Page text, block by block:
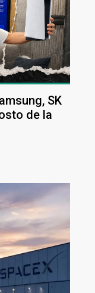
SK
de la